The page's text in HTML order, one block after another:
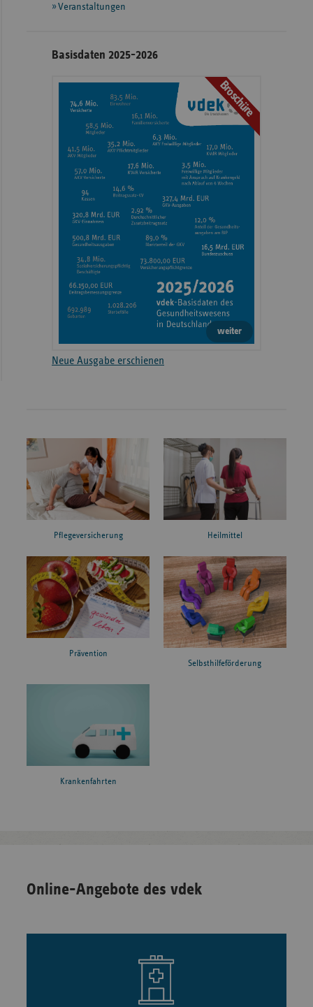
Veranstaltungen
Basisdaten 2025-2026
Broschüre
weiter
Neue Ausgabe erschienen
Pflegeversicherung Heilmittel
Prävention
Selbsthilfeförderung
Krankenfahrten
Online-Angebote des vdek